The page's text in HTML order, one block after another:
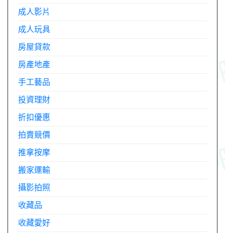
成人影片
成人玩具
房屋貸款
房產地產
手工藝品
投資理財
折扣優惠
拍賣競價
推拿按摩
搬家運輸
攝影拍照
收藏品
收藏愛好